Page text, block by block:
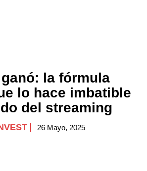
la fórmula
lo hace imbatible
del streaming
26 Mayo, 2025